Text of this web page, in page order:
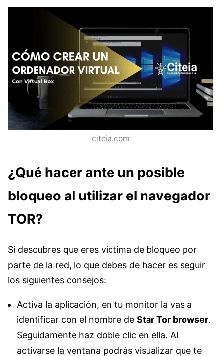
citeia.com
¿Qué hacer ante un posible
bloqueo al utilizar el navegador
TOR?
Si descubres que eres víctima de bloqueo por
parte de la red, lo que debes de hacer es seguir
los siguientes consejos:
Activa la aplicación, en tu monitor la vas a
identificar con el nombre de Star Tor browser.
Seguidamente haz doble clic en ella. Al
activarse la ventana podrás visualizar que te